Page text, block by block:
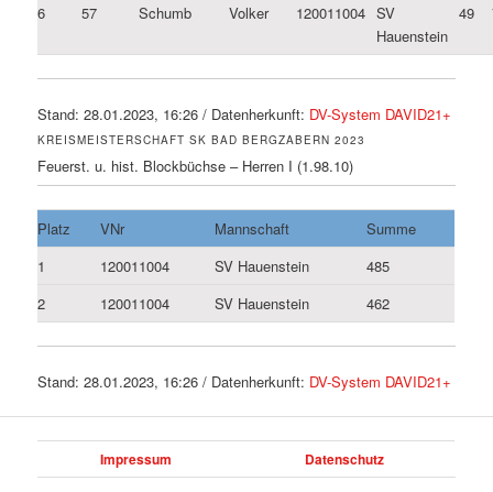
6 57 Schumb Volker 120011004 SV
Hauenstein
49
Stand: 28.01.2023, 16:26 / Datenherkunft: DV-System DAVID21+
KREISMEISTERSCHAFT SK BAD BERGZABERN 2023
Feuerst. u. hist. Blockbüchse – Herren I (1.98.10)
Platz VNr Mannschaft
Summe
1
120011004 SV Hauenstein
485
2
120011004 SV Hauenstein 462
Stand: 28.01.2023, 16:26 / Datenherkunft: DV-System DAVID21+
Impressum Datenschutz